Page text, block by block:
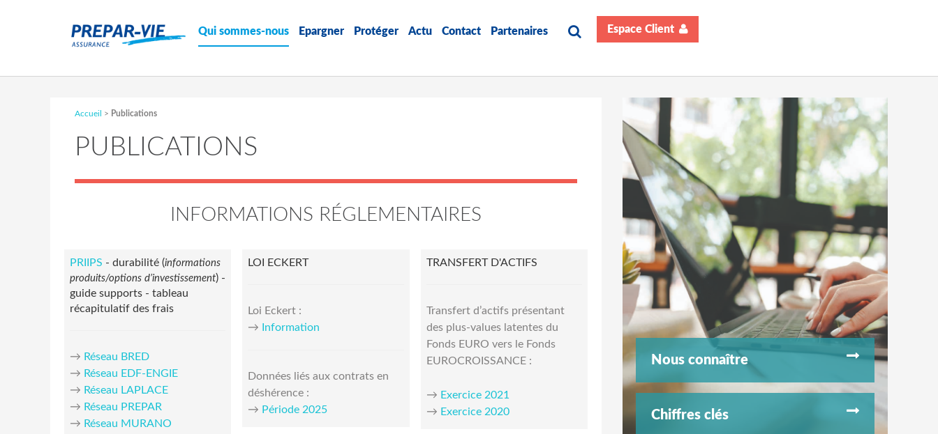
Qui sommes-nous Epargner Protéger Actu Contact Partenaires Espace Client
Accueil > Publications
PUBLICATIONS
INFORMATIONS RÉGLEMENTAIRES
PRIIPS - durabilité (informations
produits/options d’investissement) -
guide supports - tableau
récapitulatif des frais
→ Réseau BRED
→ Réseau EDF-ENGIE
→ Réseau LAPLACE
→ Réseau PREPAR
→ Réseau MURANO
LOI ECKERT
Loi Eckert :
→
Information
Données liés aux contrats en
déshérence :
→ Période 2025
TRANSFERT D'ACTIFS
Transfert d’actifs présentant
des plus-values latentes du
Fonds EURO vers le Fonds
EUROCROISSANCE :
→ Exercice 2021
→ Exercice 2020
Nous connaître
Chiffres clés